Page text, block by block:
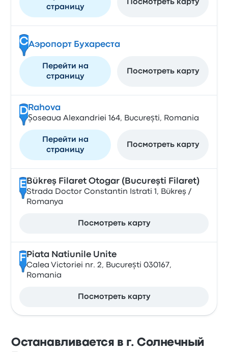
страницу
Посмотреть карту
CАэропорт Бухареста
Перейти на
страницу
Посмотреть карту
DRahova
Șoseaua Alexandriei 164, București, Romania
Перейти на
страницу
Посмотреть карту
E Bükreş Filaret Otogar (Bucureşti Filaret)
Strada Doctor Constantin Istrati 1, Bükreş /
Romanya
Посмотреть карту
F Piata Natiunile Unite
Calea Victoriei nr. 2, București 030167,
Romania
Посмотреть карту
Останавливается в г. Солнечный